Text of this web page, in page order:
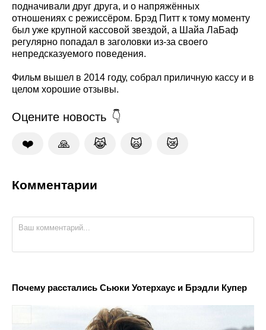
подначивали друг друга, и о напряжённых
отношениях с режиссёром. Брэд Питт к тому моменту
был уже крупной кассовой звездой, а Шайа ЛаБаф
регулярно попадал в заголовки из-за своего
непредсказуемого поведения.
Фильм вышел в 2014 году, собрал приличную кассу и в
целом хорошие отзывы.
Оцените новость
❤️ 🙏 😹 🙀 😿
Комментарии
Почему расстались Сьюки Уотерхаус и Брэдли Купер